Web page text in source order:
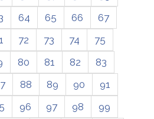
64 65 66
67
72 73 74
75
80 81 82
83
88 89 90
91
96 97 98
99